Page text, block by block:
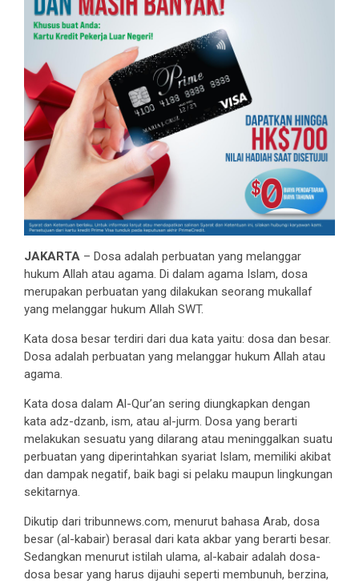
JAKARTA – Dosa adalah perbuatan yang melanggar
hukum Allah atau agama. Di dalam agama Islam, dosa
merupakan perbuatan yang dilakukan seorang mukallaf
yang melanggar hukum Allah SWT.
Kata dosa besar terdiri dari dua kata yaitu: dosa dan besar.
Dosa adalah perbuatan yang melanggar hukum Allah atau
agama.
Kata dosa dalam Al-Qur’an sering diungkapkan dengan
kata adz-dzanb, ism, atau al-jurm. Dosa yang berarti
melakukan sesuatu yang dilarang atau meninggalkan suatu
perbuatan yang diperintahkan syariat Islam, memiliki akibat
dan dampak negatif, baik bagi si pelaku maupun lingkungan
sekitarnya.
Dikutip dari tribunnews.com, menurut bahasa Arab, dosa
besar (al-kabair) berasal dari kata akbar yang berarti besar.
Sedangkan menurut istilah ulama, al-kabair adalah dosa-
dosa besar yang harus dijauhi seperti membunuh, berzina,